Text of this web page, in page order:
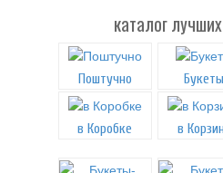
каталог
Поштучно Букеты
в Коробке
в